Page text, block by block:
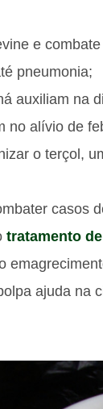
e
pneumonia;
auxiliam na
no alívio de
o terçol,
casos
tratamento
ajuda na